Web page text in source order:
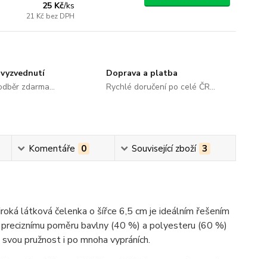
25 Kč/ks
21 Kč bez DPH
zdarma...
Doprava a platba
Rychlé doručení po celé ČR...
Komentáře 0 Související zboží 3
látková čelenka o šířce 6,5 cm je ideálním řešením
poměru bavlny (40 %) a polyesteru (60 %)
pružnost i po mnoha vypráních.